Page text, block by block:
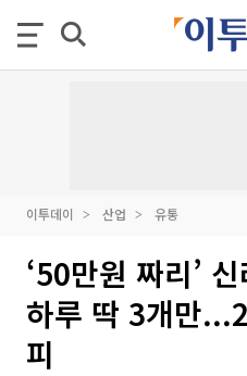
이투데이 산업 유통
‘50만원 짜리’
하루 딱 3개만
피